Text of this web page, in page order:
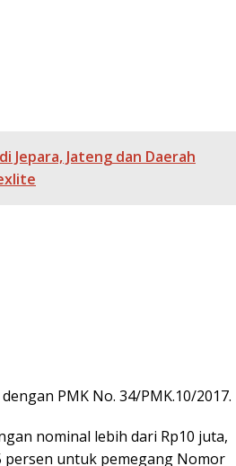
Jepara, Jateng dan Daerah
PMK No. 34/PMK.10/2017.
nominal lebih dari Rp10 juta,
persen untuk pemegang Nomor